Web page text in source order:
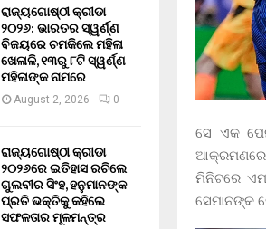
ସେ ଏକ
ଆକ୍ରମଣରେ
ମିନିଟରେ
ସେମାନଙ୍କ
ରାଜ୍ୟଗୋଷ୍ଠୀ କ୍ରୀଡା
୨୦୨୬: ଭାରତର ସ୍ୱର୍ଣ୍ଣ
ବିଜୟରେ ଚମକିଲେ ମହିଳା
ଖେଳାଳି, ୧୩ରୁ ୮ଟି ସ୍ୱର୍ଣ୍ଣ
ମହିଳାଙ୍କ ନାମରେ
August 2, 2026 0
ରାଜ୍ୟଗୋଷ୍ଠୀ କ୍ରୀଡା
୨୦୨୬ରେ ଇତିହାସ ରଚିଲେ
ଗୁଲବୀର ସିଂହ, ହନୁମାନଙ୍କ
ପ୍ରତି ଭକ୍ତିକୁ କହିଲେ
ସଫଳତାର ମୂଳମନ୍ତ୍ର